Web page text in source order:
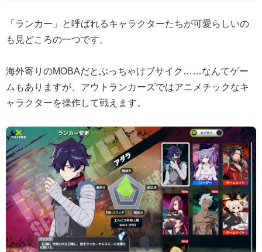
「ランカー」と呼ばれるキャラクターたちが可愛らしいの
も見どころの一つです。
海外寄りのMOBAだとぶっちゃけブサイク……なんてゲー
ムもありますが、アウトランカーズではアニメチックなキ
ャラクターを操作して戦えます。